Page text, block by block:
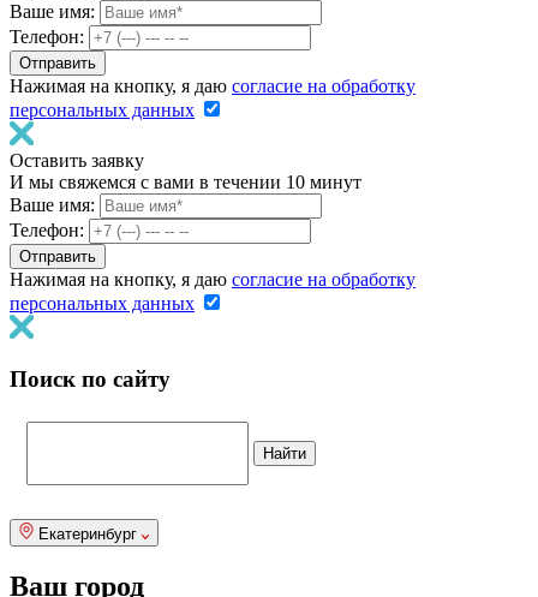
Ваше имя:
Телефон:
Нажимая на кнопку, я даю согласие на обработку
персональных данных
Оставить заявку
И мы свяжемся с вами в течении 10 минут
Ваше имя:
Телефон:
Нажимая на кнопку, я даю согласие на обработку
персональных данных
Поиск по сайту
Екатеринбург
Ваш город